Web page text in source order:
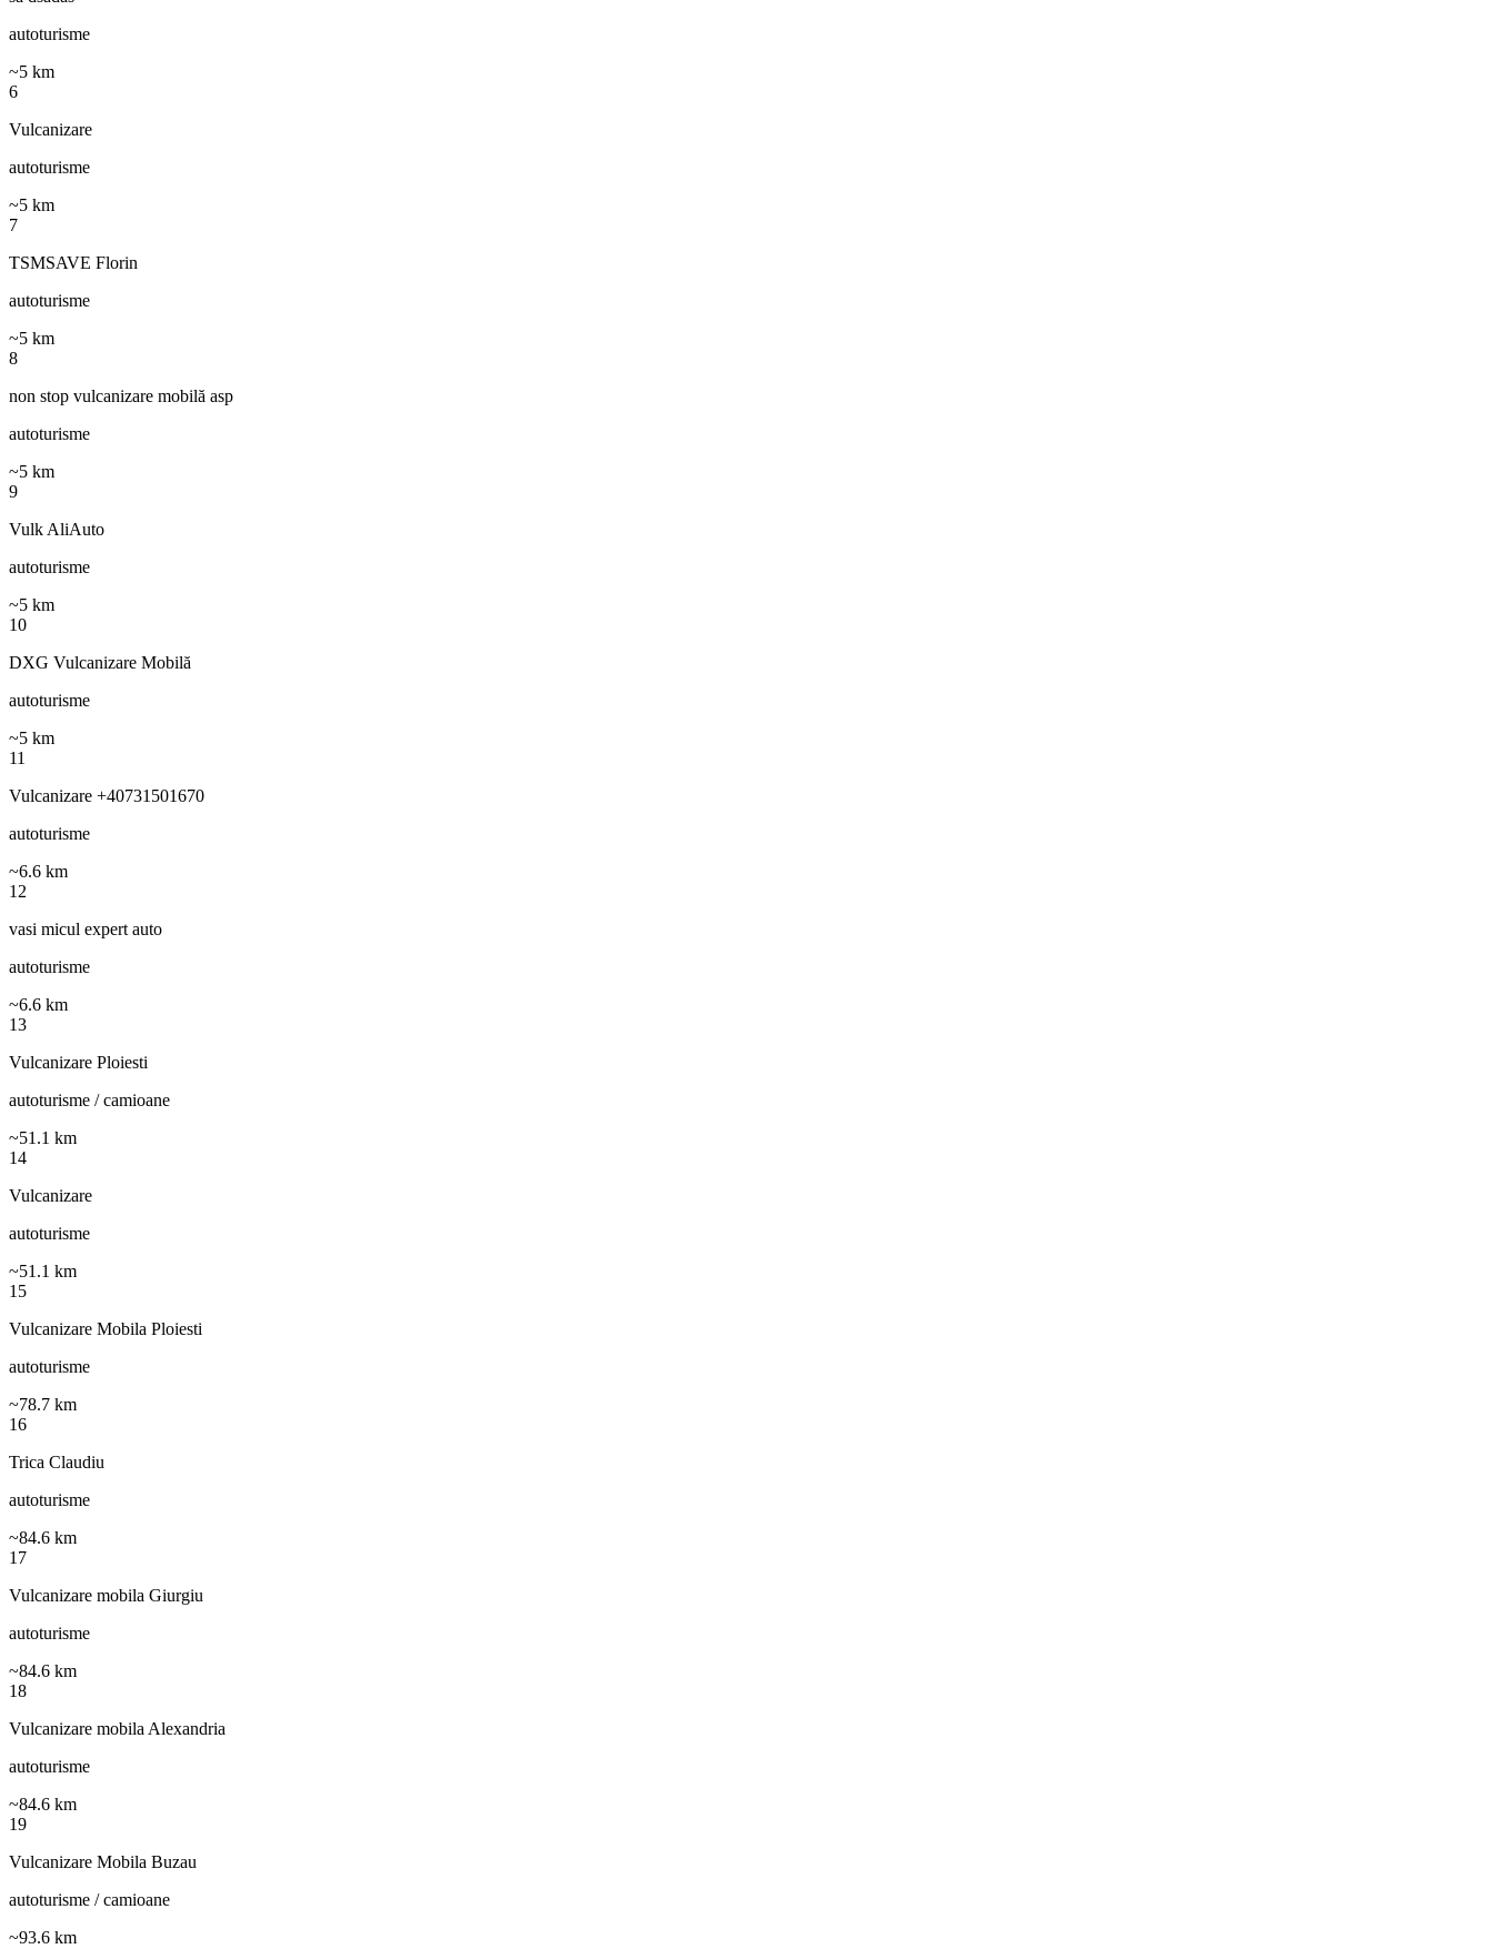
autoturisme
~5 km
6
Vulcanizare
autoturisme
~5 km
7
TSMSAVE Florin
autoturisme
~5 km
8
non stop vulcanizare mobilă asp
autoturisme
~5 km
9
Vulk AliAuto
autoturisme
~5 km
10
DXG Vulcanizare Mobilă
autoturisme
~5 km
11
Vulcanizare +40731501670
autoturisme
~6.6 km
12
vasi micul expert auto
autoturisme
~6.6 km
13
Vulcanizare Ploiesti
autoturisme / camioane
~51.1 km
14
Vulcanizare
autoturisme
~51.1 km
15
Vulcanizare Mobila Ploiesti
autoturisme
~78.7 km
16
Trica Claudiu
autoturisme
~84.6 km
17
Vulcanizare mobila Giurgiu
autoturisme
~84.6 km
18
Vulcanizare mobila Alexandria
autoturisme
~84.6 km
19
Vulcanizare Mobila Buzau
autoturisme / camioane
~93.6 km